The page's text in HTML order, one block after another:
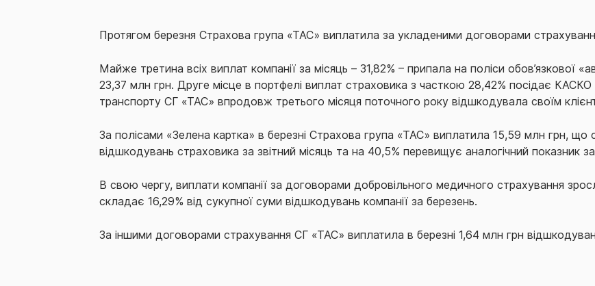
Протягом березня Страхова група «ТАС» виплатила за укладеними договорами
Майже третина всіх виплат компанії за місяць – 31,82% – припала на поліси обов’язкової
23,37 млн грн. Друге місце в портфелі виплат страховика з часткою 28,42% посідає
транспорту СГ «ТАС» впродовж третього місяця поточного року відшкодувала своїм
За полісами «Зелена картка» в березні Страхова група «ТАС» виплатила 15,59 млн грн, що
відшкодувань страховика за звітний місяць та на 40,5% перевищує аналогічний показник
В свою чергу, виплати компанії за договорами добровільного медичного страхування
складає 16,29% від сукупної суми відшкодувань компанії за березень.
За іншими договорами страхування СГ «ТАС» виплатила в березні 1,64 млн грн